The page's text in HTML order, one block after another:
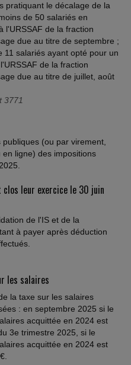
pratiquant le décalage de la
de 50 salariés en
l'URSSAF de la fraction
due au titre de septembre ;
11 salariés ayant opté pour un
de la fraction
due au titre de juillet, août
3771
(ou par virement,
ligne) des impositions
clos leur exercice le 30 juin
de l'IS et de la
à payer après déduction
les salaires
la taxe sur les salaires
: en septembre 2025 si le
acquittée en 2024 est
3e trimestre 2025, si le
acquittée en 2024 est